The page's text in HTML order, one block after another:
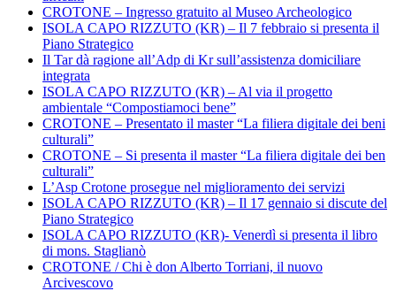
CROTONE – Ingresso gratuito al Museo Archeologico
ISOLA CAPO RIZZUTO (KR) – Il 7 febbraio si presenta il
Piano Strategico
Il Tar dà ragione all’Adp di Kr sull’assistenza domiciliare
integrata
ISOLA CAPO RIZZUTO (KR) – Al via il progetto
ambientale “Compostiamoci bene”
CROTONE – Presentato il master “La filiera digitale dei beni
culturali”
CROTONE – Si presenta il master “La filiera digitale dei ben
culturali”
L’Asp Crotone prosegue nel miglioramento dei servizi
ISOLA CAPO RIZZUTO (KR) – Il 17 gennaio si discute del
Piano Strategico
ISOLA CAPO RIZZUTO (KR)- Venerdì si presenta il libro
di mons. Staglianò
CROTONE / Chi è don Alberto Torriani, il nuovo
Arcivescovo